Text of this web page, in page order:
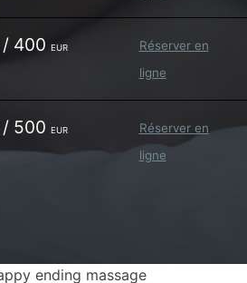
400 EUR
Réserver en
ligne
500 EUR
Réserver en
ligne
ending massage